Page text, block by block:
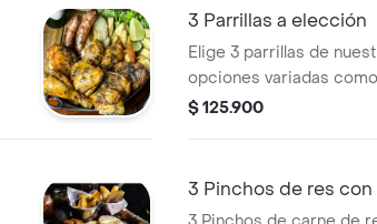
quieran comer bien, sin
a la mesa.
3 Parrillas a elección
Elige 3 parrillas de
opciones variadas
pollo y acompañamientos.
$ 125.900
3 Pinchos de res